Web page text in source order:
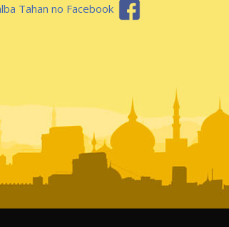
Tahan no Facebook